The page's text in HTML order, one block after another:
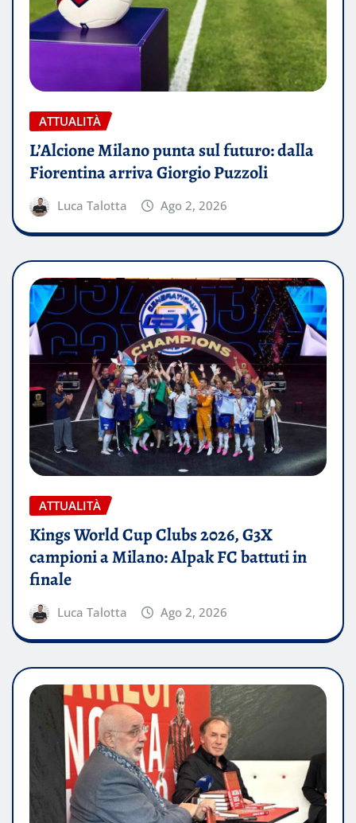
ATTUALITÀ
L’Alcione Milano punta sul futuro: dalla
Fiorentina arriva Giorgio Puzzoli
Luca Talotta Ago 2, 2026
ATTUALITÀ
Kings World Cup Clubs 2026, G3X
campioni a Milano: Alpak FC battuti in
finale
Luca Talotta Ago 2, 2026